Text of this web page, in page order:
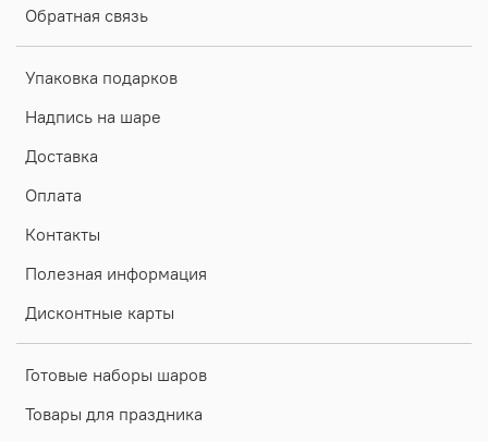
Обратная связь
Упаковка подарков
Надпись на шаре
Доставка
Оплата
Контакты
Полезная информация
Дисконтные карты
Готовые наборы шаров
Товары для праздника